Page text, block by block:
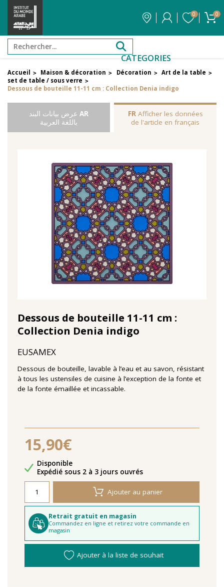
0 0
CATEGORIES
Accueil > Maison & décoration > Décoration > Art de la table >
set de table / sous verre >
Dessous de bouteille 11-11 cm : Collection Denia indigo
AR عرض بيانات البند
باللغة العربية
FRAfficher les données
de l'article en français
Dessous de bouteille 11-11 cm :
Collection Denia indigo
EUSAMEX
Dessous de bouteille, lavable à l’eau et au savon, résistant
à tous les ustensiles de cuisine à l’exception de la fonte et
de la fonte émaillée et incassable.
15,90€
Disponibilité
Disponible
Délais de livraison
Expédié sous 2 à 3 jours ouvrés
Ajouter au panier
Retrait gratuit en magasin
Commandez en ligne et retirez votre commande en
magasin
Ajouter à la liste de souhait